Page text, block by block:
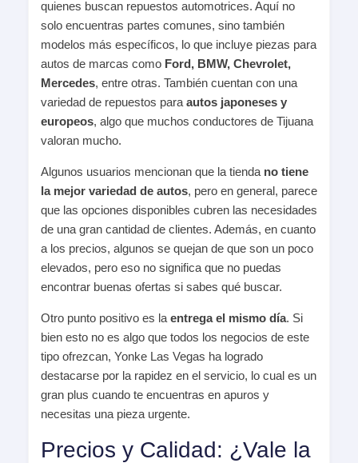
quienes buscan repuestos automotrices. Aquí no
solo encuentras partes comunes, sino también
modelos más específicos, lo que incluye piezas para
autos de marcas como Ford, BMW, Chevrolet,
Mercedes, entre otras. También cuentan con una
variedad de repuestos para autos japoneses y
europeos, algo que muchos conductores de Tijuana
valoran mucho.
Algunos usuarios mencionan que la tienda no tiene
la mejor variedad de autos, pero en general, parece
que las opciones disponibles cubren las necesidades
de una gran cantidad de clientes. Además, en cuanto
a los precios, algunos se quejan de que son un poco
elevados, pero eso no significa que no puedas
encontrar buenas ofertas si sabes qué buscar.
Otro punto positivo es la entrega el mismo día. Si
bien esto no es algo que todos los negocios de este
tipo ofrezcan, Yonke Las Vegas ha logrado
destacarse por la rapidez en el servicio, lo cual es un
gran plus cuando te encuentras en apuros y
necesitas una pieza urgente.
Precios y Calidad: ¿Vale la